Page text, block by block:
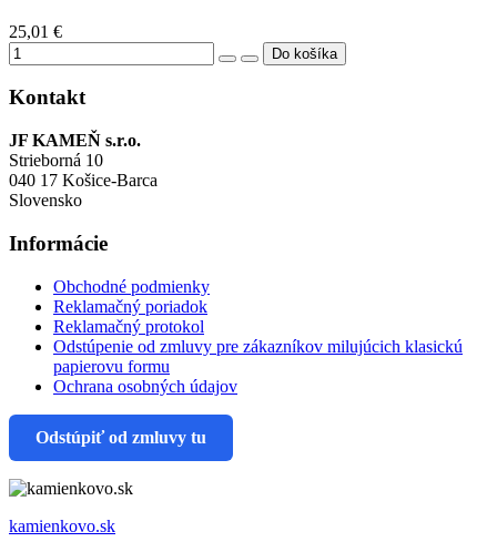
25,01 €
Kontakt
JF KAMEŇ s.r.o.
Strieborná 10
040 17 Košice-Barca
Slovensko
Informácie
Obchodné podmienky
Reklamačný poriadok
Reklamačný protokol
Odstúpenie od zmluvy pre zákazníkov milujúcich klasickú
papierovu formu
Ochrana osobných údajov
Odstúpiť od zmluvy tu
kamienkovo.sk